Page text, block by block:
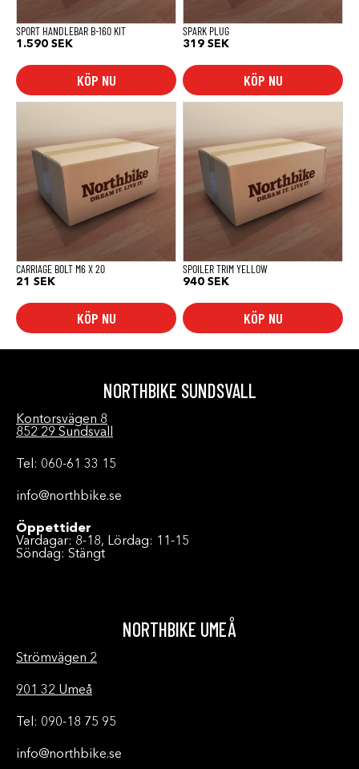
SPORT HANDLEBAR B-160 KIT
1.590 SEK
KÖP NU
SPARK PLUG
319 SEK
KÖP NU
CARRIAGE BOLT M6 X 20
21 SEK
KÖP NU
SPOILER TRIM YELLOW
940 SEK
KÖP NU
NORTHBIKE SUNDSVALL
Kontorsvägen 8
852 29 Sundsvall
Tel: 060-61 33 15
info@northbike.se
Öppettider
Vardagar: 8-18, Lördag: 11-15
Söndag: Stängt
NORTHBIKE UMEÅ
Strömvägen 2
901 32 Umeå
Tel: 090-18 75 95
info@northbike.se